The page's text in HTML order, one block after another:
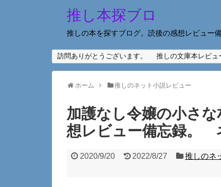
推し本探ブロ
推しの本を探すブログ。読後の感想レビュー
訪問ありがとうございます。 推しの文庫本レビュ
ホーム 推しのネット小説レビュー
加護なし令嬢の小さ
想レビュー備忘録。
2020/9/20 2022/8/27 推しのネ